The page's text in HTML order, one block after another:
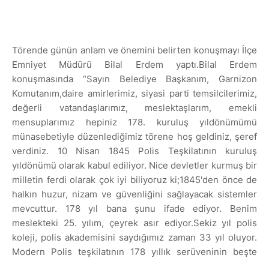
Törende günün anlam ve önemini belirten konuşmayı İlçe
Emniyet Müdürü Bilal Erdem yaptı.Bilal Erdem
konuşmasında “Sayın Belediye Başkanım, Garnizon
Komutanım,daire amirlerimiz, siyasi parti temsilcilerimiz,
değerli vatandaşlarımız, meslektaşlarım, emekli
mensuplarımız hepiniz 178. kuruluş yıldönümümü
münasebetiyle düzenlediğimiz törene hoş geldiniz, şeref
verdiniz. 10 Nisan 1845 Polis Teşkilatının kuruluş
yıldönümü olarak kabul ediliyor. Nice devletler kurmuş bir
milletin ferdi olarak çok iyi biliyoruz ki;1845'den önce de
halkın huzur, nizam ve güvenliğini sağlayacak sistemler
mevcuttur. 178 yıl bana şunu ifade ediyor. Benim
meslekteki 25. yılım, çeyrek asır ediyor.Sekiz yıl polis
koleji, polis akademisini saydığımız zaman 33 yıl oluyor.
Modern Polis teşkilatının 178 yıllık serüveninin beşte